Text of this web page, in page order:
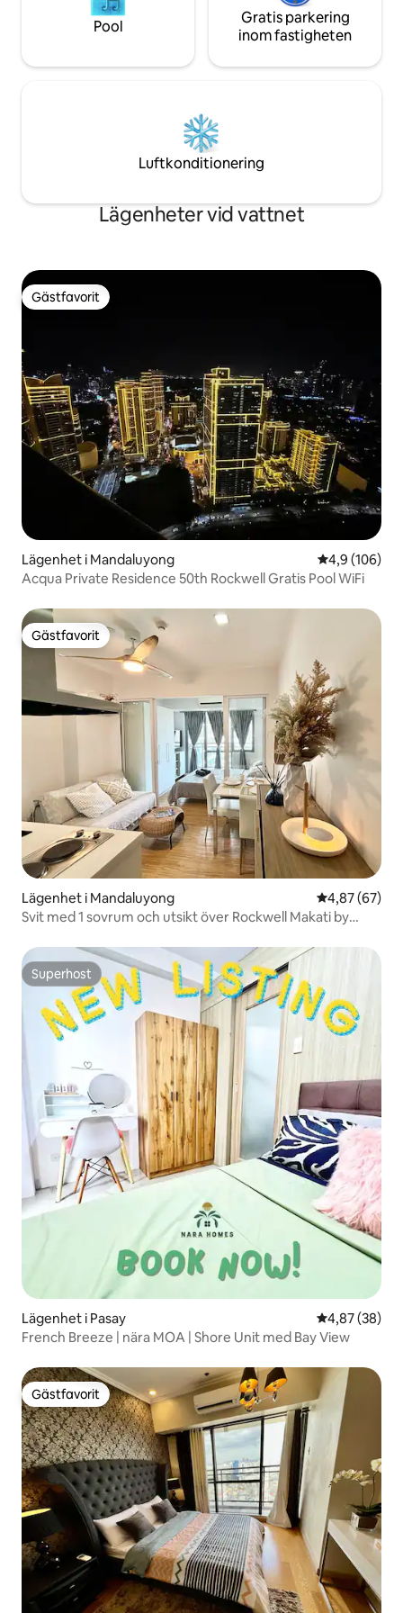
Pool
Gratis parkering
inom fastigheten
Luftkonditionering
Lägenheter vid vattnet
Gästfavorit
Gästfavorit
Lägenhet i Mandaluyong 4,9 av 5 i
4,9 (106)
Acqua Private Residence 50th Rockwell Gratis Pool WiFi
Gästfavorit
Gästfavorit
Lägenhet i Mandaluyong 4,87 av 5 i
4,87 (67)
Svit med 1 sovrum och utsikt över Rockwell Makati by
Superhost
Superhost
Lägenhet i Pasay 4,87 av 5 i
4,87 (38)
French Breeze | nära MOA | Shore Unit med Bay View
Gästfavorit
Gästfavorit